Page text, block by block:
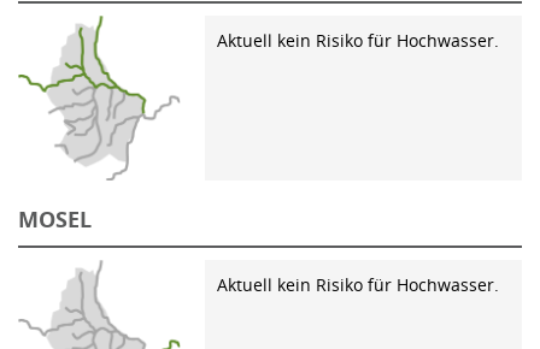
Aktuell kein Risiko für Hochwasser.
MOSEL
Aktuell kein Risiko für Hochwasser.